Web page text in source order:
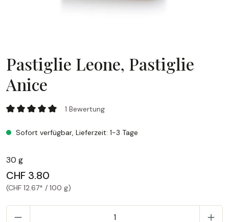
Pastiglie Leone, Pastiglie
Anice
Pastiglie Leone, Pastiglie Anice
1 Bewertung
Sofort verfügbar, Lieferzeit: 1-3 Tage
30 g
CHF 3.80
(CHF 12.67* / 100 g)